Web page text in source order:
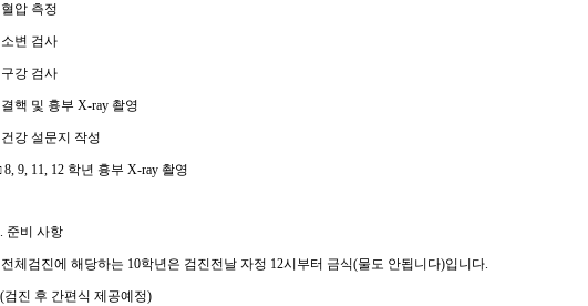
혈압 측정
소변 검사
강 검사
결핵 및 흉부 X-ray 촬영
건강 설문지 작성
8, 9, 11, 12 학년 흉부 X-ray 촬영
준비 사항
체검진에 해당하는 10학년은 검진전날 자정 12시부터 금식(물도 안됩니다)입니다.
(검진 후 간편식 제공예정)